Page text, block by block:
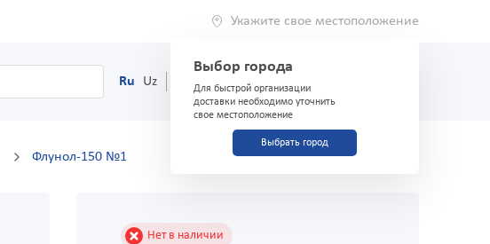
Укажите свое местоположение
Выбор города
Для быстрой организации
доставки необходимо уточнить
свое местоположение
Выбрать город
Ru Uz (71) 200-03-03
Флунол-150 №1
Нет в наличии